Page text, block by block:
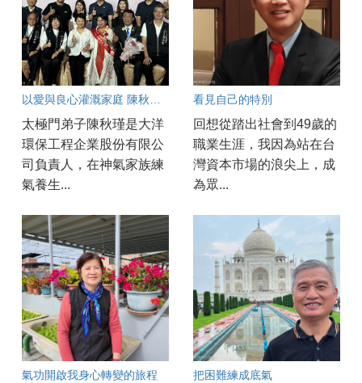
太極門弟子陳秋瑾是大洋
環保工程企業股份有限公
司負責人，在神氣家族練
氣養生...
看見自己的特別
回想從踏出社會到49歲的
職業生涯，我因為站在台
灣資本市場的浪尖上，成
為眾...
氣功開啟我身心轉變的旅程 把困難練成底氣